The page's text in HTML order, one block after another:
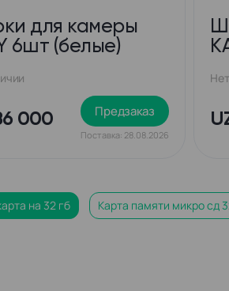
для камеры
6шт (белые)
000 Предзаказ
Поставка: 28.08.2026
на 32 гб Карта памяти микро сд